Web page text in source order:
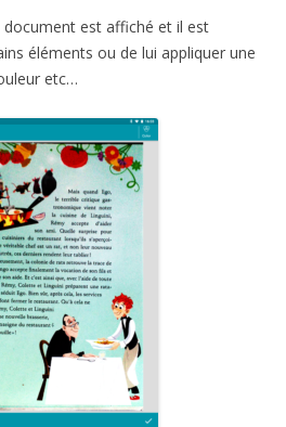
est affiché et il est
éléments ou de lui appliquer une
etc…